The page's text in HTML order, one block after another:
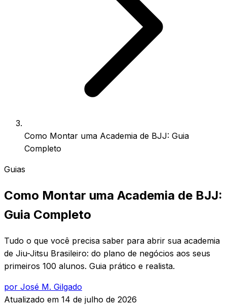
Como Montar uma Academia de BJJ: Guia
Completo
Guias
Como Montar uma Academia de BJJ:
Guia Completo
Tudo o que você precisa saber para abrir sua academia
de Jiu-Jitsu Brasileiro: do plano de negócios aos seus
primeiros 100 alunos. Guia prático e realista.
por José M. Gilgado
Atualizado em 14 de julho de 2026